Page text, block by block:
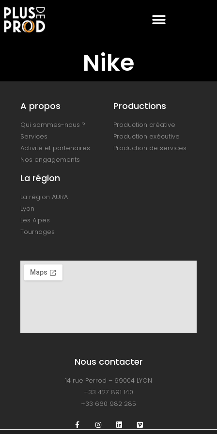
Nike
A propos
Qui sommes-nous ?
Services
Activité et partenaires
Nos engagements
Productions
Production créative
Production exécutive
Production de services
La région
La région AURA
Lyon
Les Alpes
Tournages
Nous contacter
14 rue Perrod – 69004 LYON
+33 427 891 140
+33 660 982 285